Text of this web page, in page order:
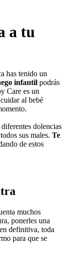
a tu
has tenido un
infantil podrás
Care es un
al bebé
dolencias
sus males. Te
de estos
muchos
ponerles una
definitiva, toda
para que se